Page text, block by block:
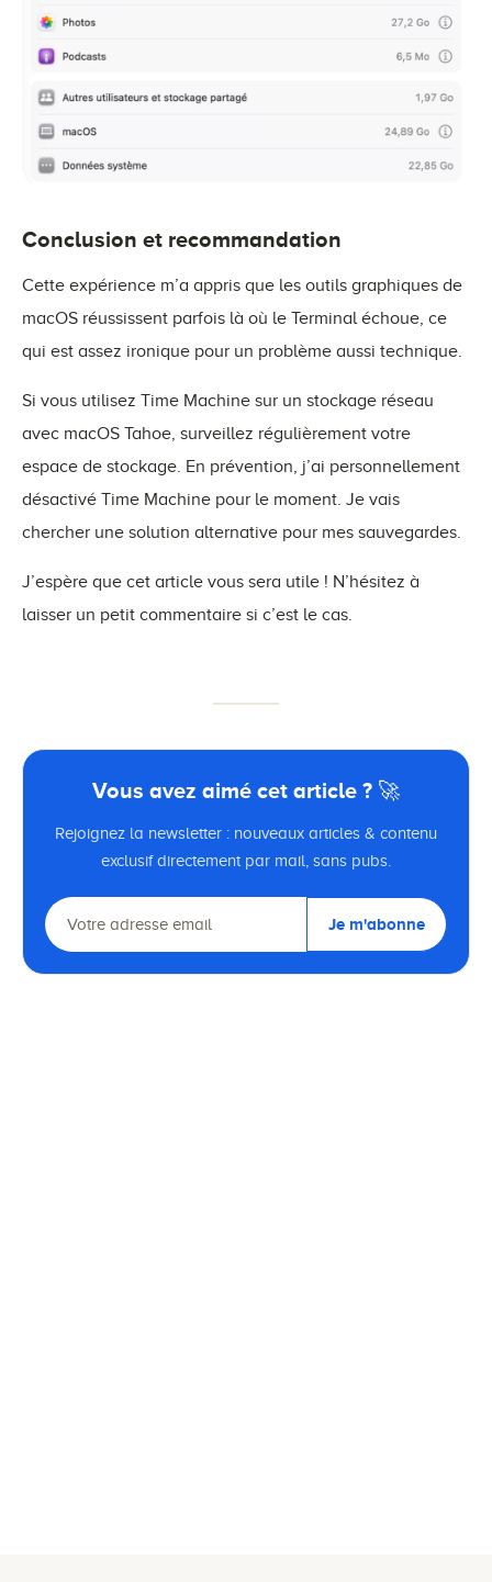
Conclusion et recommandation
Cette expérience m’a appris que les outils graphiques de
macOS réussissent parfois là où le Terminal échoue, ce
qui est assez ironique pour un problème aussi technique.
Si vous utilisez Time Machine sur un stockage réseau
avec macOS Tahoe, surveillez régulièrement votre
espace de stockage. En prévention, j’ai personnellement
désactivé Time Machine pour le moment. Je vais
chercher une solution alternative pour mes sauvegardes.
J’espère que cet article vous sera utile ! N’hésitez à
laisser un petit commentaire si c’est le cas.
Vous avez aimé cet article ? 🚀
Rejoignez la newsletter : nouveaux articles & contenu
exclusif directement par mail, sans pubs.
Je m'abonne